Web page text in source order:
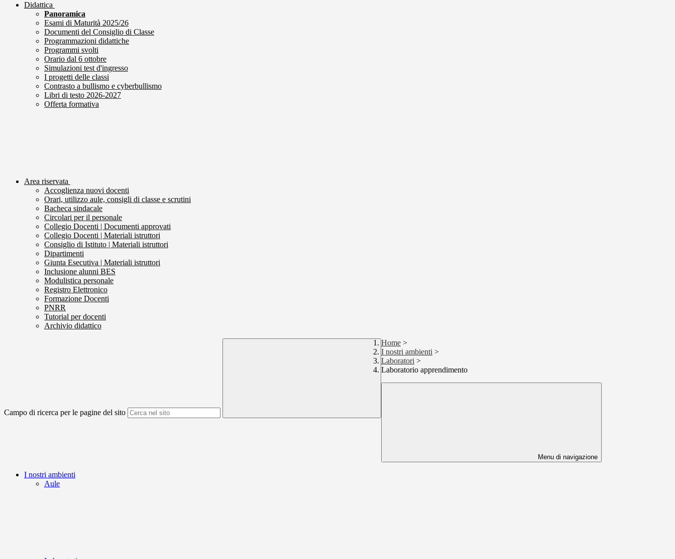
Didattica
Panoramica
Esami di Maturità 2025/26
Documenti del Consiglio di Classe
Programmazioni didattiche
Programmi svolti
Orario dal 6 ottobre
Simulazioni test d'ingresso
I progetti delle classi
Contrasto a bullismo e cyberbullismo
Libri di testo 2026-2027
Offerta formativa
Area riservata
Accoglienza nuovi docenti
Orari, utilizzo aule, consigli di classe e scrutini
Bacheca sindacale
Circolari per il personale
Collegio Docenti | Documenti approvati
Collegio Docenti | Materiali istruttori
Consiglio di Istituto | Materiali istruttori
Dipartimenti
Giunta Esecutiva | Materiali istruttori
Inclusione alunni BES
Modulistica personale
Registro Elettronico
Formazione Docenti
PNRR
Tutorial per docenti
Archivio didattico
Campo di ricerca per le pagine del sito
Home >
I nostri ambienti >
Laboratori >
Laboratorio apprendimento
Menu di navigazione
I nostri ambienti
Aule